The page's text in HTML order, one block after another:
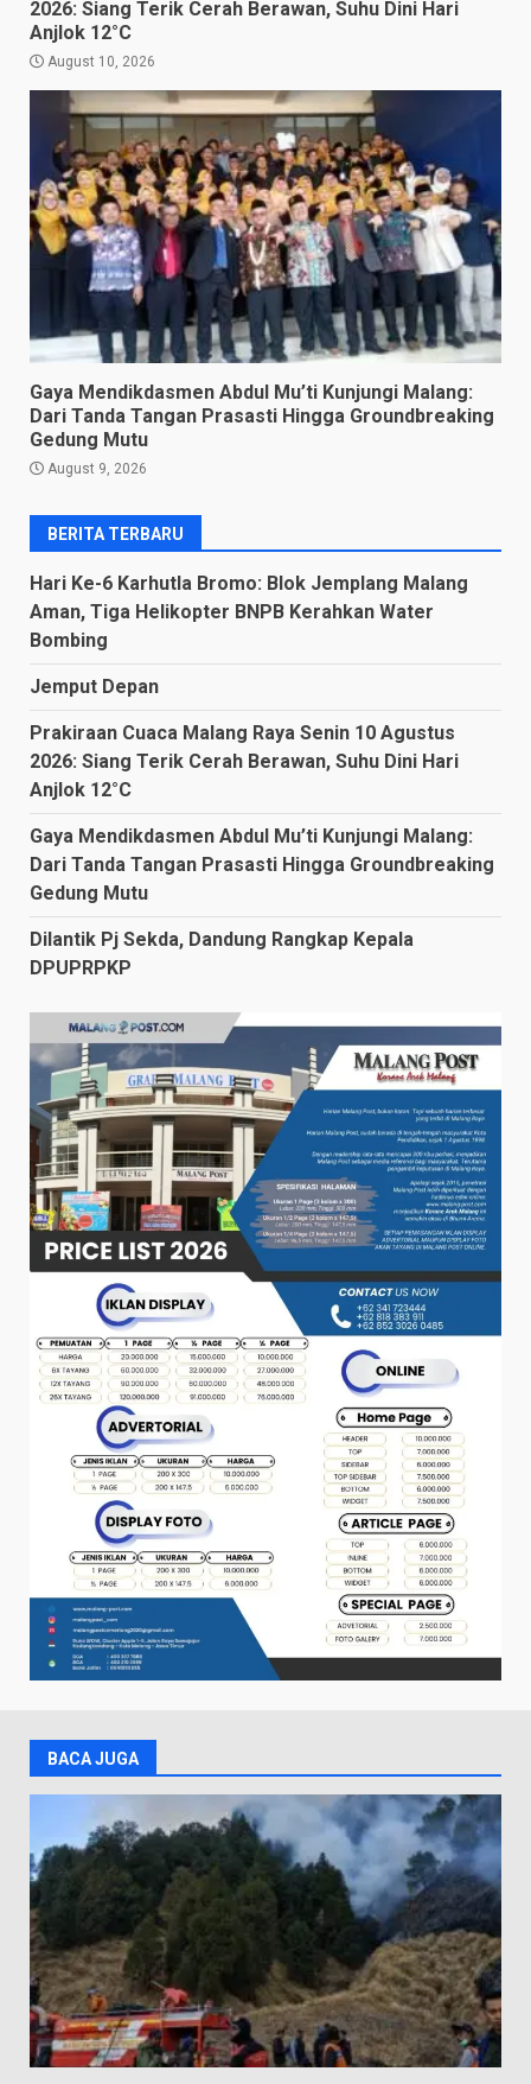
2026: Siang Terik Cerah Berawan, Suhu Dini Hari
Anjlok 12°C
August 10, 2026
Gaya Mendikdasmen Abdul Mu’ti Kunjungi Malang:
Dari Tanda Tangan Prasasti Hingga Groundbreaking
Gedung Mutu
August 9, 2026
BERITA TERBARU
Hari Ke-6 Karhutla Bromo: Blok Jemplang Malang
Aman, Tiga Helikopter BNPB Kerahkan Water
Bombing
Jemput Depan
Prakiraan Cuaca Malang Raya Senin 10 Agustus
2026: Siang Terik Cerah Berawan, Suhu Dini Hari
Anjlok 12°C
Gaya Mendikdasmen Abdul Mu’ti Kunjungi Malang:
Dari Tanda Tangan Prasasti Hingga Groundbreaking
Gedung Mutu
Dilantik Pj Sekda, Dandung Rangkap Kepala
DPUPRPKP
BACA JUGA